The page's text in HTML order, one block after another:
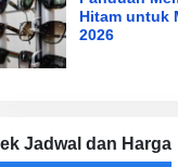
Hitam untuk
2026
Jadwal dan Harga